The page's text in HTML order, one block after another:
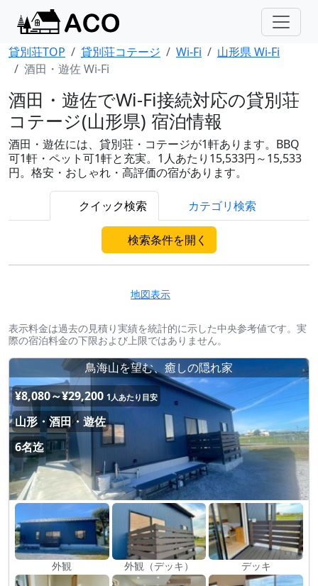
貸別荘TOP 貸別荘コテージ Wi-Fi
山形県 Wi-Fi
酒田・遊佐 Wi-Fi
酒田・遊佐でWi-Fi接続対応の貸別荘
コテージ(山形県) 宿泊情報
酒田・遊佐には、貸別荘・コテージが1軒あります。BBQ
可1軒・ペット可1軒と充実。1人あたり15,533円～15,533
円。格安・おしゃれ・高評価の宿があります。
クイック検索 カテゴリ検索
検索条件を開く
地図表示
表示料金は過去の見積り実績を統計的に示した中央参考値です。実
際の宿泊料金の下限および上限ではありません。
鳥海山を望む、癒しの隠れ家
¥8,080～¥29,200 1人あたり目安
山形・酒田・遊佐
6名迄
外観 外観（デッキ） デッキ